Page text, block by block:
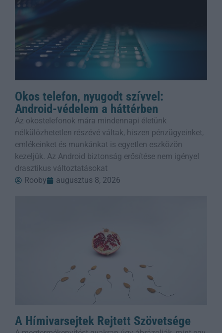
Okos telefon, nyugodt szívvel:
Android-védelem a háttérben
Az okostelefonok mára mindennapi életünk
nélkülözhetetlen részévé váltak, hiszen pénzügyeinket,
emlékeinket és munkánkat is egyetlen eszközön
kezeljük. Az Android biztonság erősítése nem igényel
drasztikus változtatásokat
Rooby
augusztus 8, 2026
A Hímivarsejtek Rejtett Szövetsége